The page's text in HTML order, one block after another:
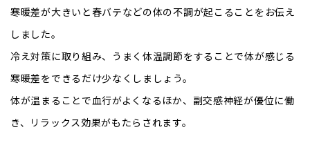
寒暖差が大きいと春バテなどの体の不調が起こることをお伝え
しました。
冷え対策に取り組み、うまく体温調節をすることで体が感じる
寒暖差をできるだけ少なくしましょう。
体が温まることで血行がよくなるほか、副交感神経が優位に働
き、リラックス効果がもたらされます。